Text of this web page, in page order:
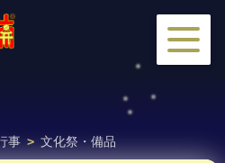
事 > 文化祭・備品